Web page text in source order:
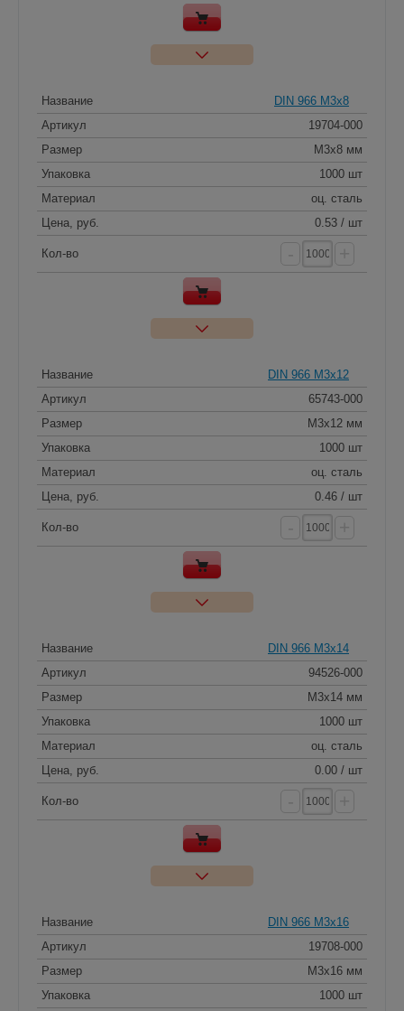
Название
DIN 966 M3x8
Артикул
19704-000
Размер
M3x8 мм
Упаковка
1000 шт
Материал
оц. сталь
Цена, руб.
0.53 / шт
Кол-во
Название
DIN 966 M3x12
Артикул
65743-000
Размер
M3x12 мм
Упаковка
1000 шт
Материал
оц. сталь
Цена, руб.
0.46 / шт
Кол-во
Название
DIN 966 M3x14
Артикул
94526-000
Размер
M3x14 мм
Упаковка
1000 шт
Материал
оц. сталь
Цена, руб.
0.00 / шт
Кол-во
Название
DIN 966 M3x16
Артикул
19708-000
Размер
M3x16 мм
Упаковка
1000 шт